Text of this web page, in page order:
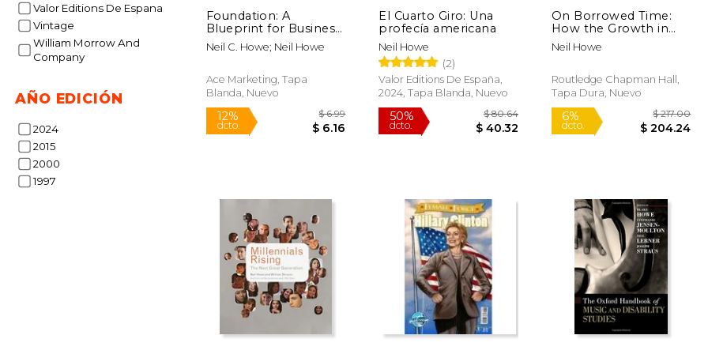
Valor Editions De Espana
Vintage
William Morrow And
Company
AÑO EDICIÓN
2024
2015
2000
1997
Foundation: A
Blueprint for Business
Success (en Inglés)
Neil C. Howe; Neil Howe
Ace Marketing, Tapa
Blanda, Nuevo
12%
dcto.
El Cuarto Giro: Una
profecía americana
Neil Howe
(2)
Valor Editions De España,
2024, Tapa Blanda, Nuevo
50%
dcto.
$ 80.64
$ 40.32
On Borrowed Time:
How the Growth in
Entitlement Spending
Threatens America's
Neil Howe
Routledge Chapman Hall,
Tapa Dura, Nuevo
6%
dcto.